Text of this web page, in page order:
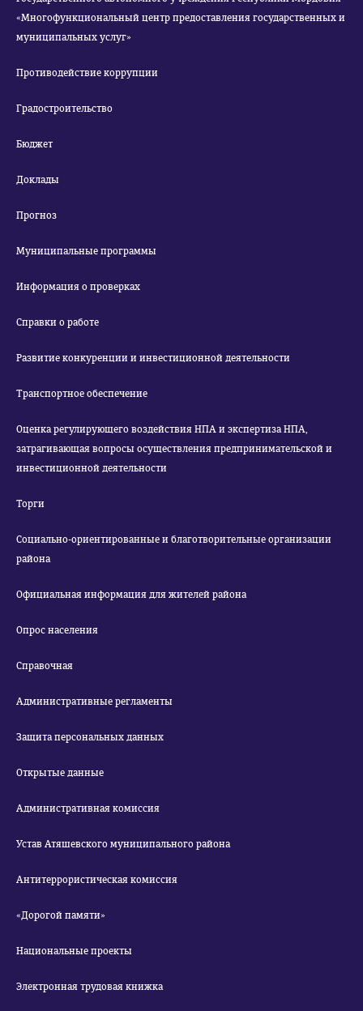
«Многофункциональный центр предоставления государственных и
муниципальных услуг»
Противодействие коррупции
Градостроительство
Бюджет
Доклады
Прогноз
Муниципальные программы
Информация о проверках
Справки о работе
Развитие конкуренции и инвестиционной деятельности
Транспортное обеспечение
Оценка регулирующего воздействия НПА и экспертиза НПА,
затрагивающая вопросы осуществления предпринимательской и
инвестиционной деятельности
Торги
Социально-ориентированные и благотворительные организации
района
Официальная информация для жителей района
Опрос населения
Справочная
Административные регламенты
Защита персональных данных
Открытые данные
Административная комиссия
Устав Атяшевского муниципального района
Антитеррористическая комиссия
«Дорогой памяти»
Национальные проекты
Электронная трудовая книжка